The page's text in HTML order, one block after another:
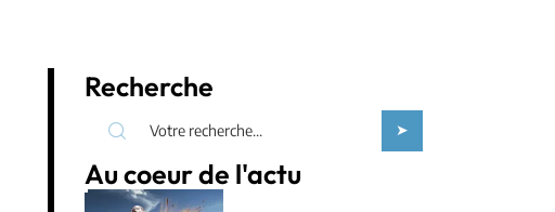
Recherche
Au coeur de l'actu